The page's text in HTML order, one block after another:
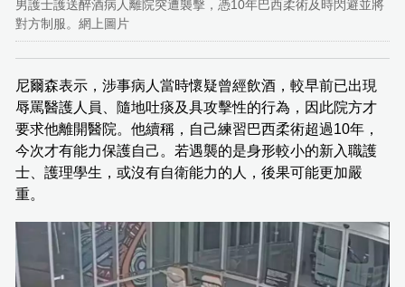
男護士護送醉酒病人離院突遭襲擊，憑10年巴西柔術及時閃避並將
對方制服。網上圖片
尼爾森表示，涉事病人當時懷疑曾經飲酒，較早前已出現
辱罵醫護人員、隨地吐痰及具攻擊性的行為，因此院方才
要求他離開醫院。他續稱，自己練習巴西柔術超過10年，
今次才有能力保護自己。若遇襲的是身形較小的新入職護
士、護理學生，或沒有自衛能力的人，後果可能更加嚴
重。